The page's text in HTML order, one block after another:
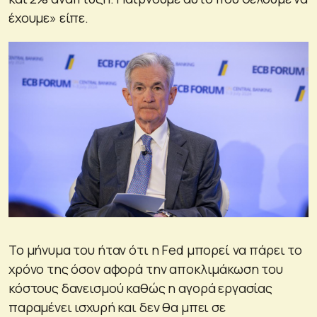
έχουμε» είπε.
Το μήνυμα του ήταν ότι η Fed μπορεί να πάρει το
χρόνο της όσον αφορά την αποκλιμάκωση του
κόστους δανεισμού καθώς η αγορά εργασίας
παραμένει ισχυρή και δεν θα μπει σε